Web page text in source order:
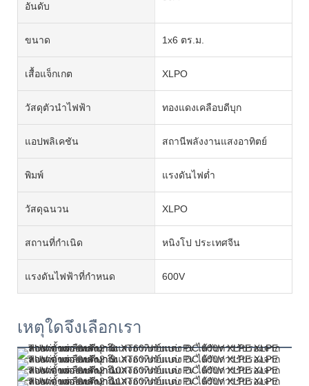
อันดับ
ขนาด 1x6 ตร.ม.
เสื้อแจ็กเกต XLPO
วัสดุตัวนำไฟฟ้า ทองแดงเคลือบดีบุก
แอปพลิเคชัน สถานีพลังงานแสงอาทิตย์
พิมพ์ แรงดันไฟต่ำ
วัสดุฉนวน XLPO
สถานที่กำเนิด หนิงโป ประเทศจีน
แรงดันไฟฟ้าที่กำหนด 600V
เหตุใดจึงเลือกเรา